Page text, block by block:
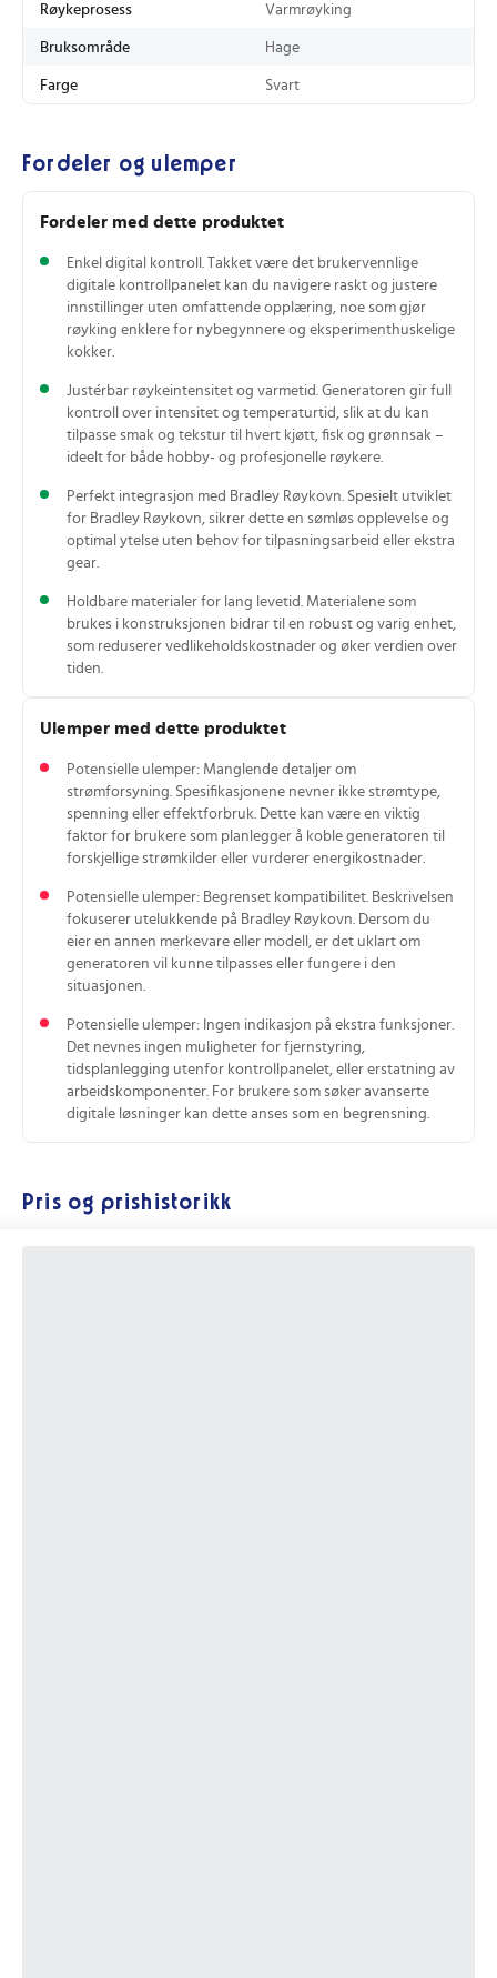
Røykeprosess Varmrøyking
Bruksområde Hage
Farge Svart
Fordeler og ulemper
Fordeler med dette produktet
Enkel digital kontroll. Takket være det brukervennlige
digitale kontrollpanelet kan du navigere raskt og justere
innstillinger uten omfattende opplæring, noe som gjør
røyking enklere for nybegynnere og eksperimenthuskelige
kokker.
Justérbar røykeintensitet og varmetid. Generatoren gir full
kontroll over intensitet og temperaturtid, slik at du kan
tilpasse smak og tekstur til hvert kjøtt, fisk og grønnsak –
ideelt for både hobby- og profesjonelle røykere.
Perfekt integrasjon med Bradley Røykovn. Spesielt utviklet
for Bradley Røykovn, sikrer dette en sømløs opplevelse og
optimal ytelse uten behov for tilpasningsarbeid eller ekstra
gear.
Holdbare materialer for lang levetid. Materialene som
brukes i konstruksjonen bidrar til en robust og varig enhet,
som reduserer vedlikeholdskostnader og øker verdien over
tiden.
Ulemper med dette produktet
Potensielle ulemper: Manglende detaljer om
strømforsyning. Spesifikasjonene nevner ikke strømtype,
spenning eller effektforbruk. Dette kan være en viktig
faktor for brukere som planlegger å koble generatoren til
forskjellige strømkilder eller vurderer energikostnader.
Potensielle ulemper: Begrenset kompatibilitet. Beskrivelsen
fokuserer utelukkende på Bradley Røykovn. Dersom du
eier en annen merkevare eller modell, er det uklart om
generatoren vil kunne tilpasses eller fungere i den
situasjonen.
Potensielle ulemper: Ingen indikasjon på ekstra funksjoner.
Det nevnes ingen muligheter for fjernstyring,
tidsplanlegging utenfor kontrollpanelet, eller erstatning av
arbeidskomponenter. For brukere som søker avanserte
digitale løsninger kan dette anses som en begrensning.
Pris og prishistorikk